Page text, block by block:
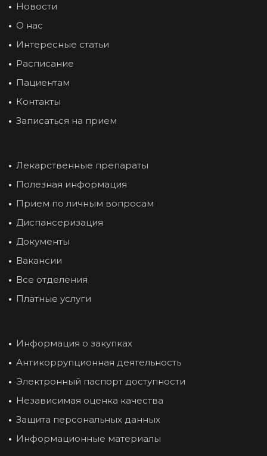
Новости
О нас
Интересные статьи
Расписание
Пациентам
Контакты
Записаться на прием
Лекарственные препараты
Полезная информация
Прием по личным вопросам
Диспансеризация
Документы
Вакансии
Все отделения
Платные услуги
Информация о закупках
Антикоррупционная деятельность
Электронный паспорт доступности
Независимая оценка качества
Защита персональных данных
Информационные материалы